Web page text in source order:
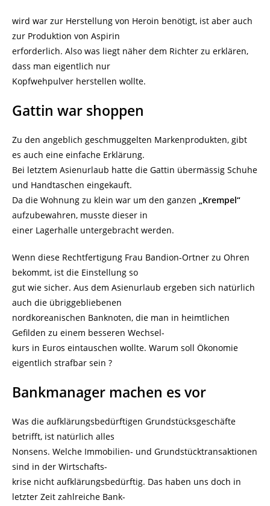
wird war zur Herstellung von Heroin benötigt, ist aber auch
zur Produktion von Aspirin
erforderlich. Also was liegt näher dem Richter zu erklären,
dass man eigentlich nur
Kopfwehpulver herstellen wollte.
Gattin war shoppen
Zu den angeblich geschmuggelten Markenprodukten, gibt
es auch eine einfache Erklärung.
Bei letztem Asienurlaub hatte die Gattin übermässig Schuhe
und Handtaschen eingekauft.
Da die Wohnung zu klein war um den ganzen „Krempel“
aufzubewahren, musste dieser in
einer Lagerhalle untergebracht werden.
Wenn diese Rechtfertigung Frau Bandion-Ortner zu Ohren
bekommt, ist die Einstellung so
gut wie sicher. Aus dem Asienurlaub ergeben sich natürlich
auch die übriggebliebenen
nordkoreanischen Banknoten, die man in heimtlichen
Gefilden zu einem besseren Wechsel-
kurs in Euros eintauschen wollte. Warum soll Ökonomie
eigentlich strafbar sein ?
Bankmanager machen es vor
Was die aufklärungsbedürftigen Grundstücksgeschäfte
betrifft, ist natürlich alles
Nonsens. Welche Immobilien- und Grundstücktransaktionen
sind in der Wirtschafts-
krise nicht aufklärungsbedürftig. Das haben uns doch in
letzter Zeit zahlreiche Bank-